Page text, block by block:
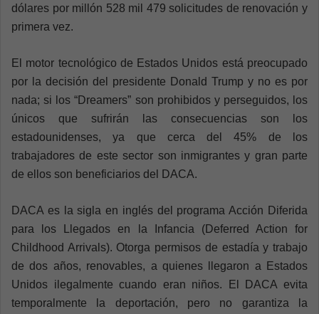
dólares por millón 528 mil 479 solicitudes de renovación y
primera vez.
El motor tecnológico de Estados Unidos está preocupado
por la decisión del presidente Donald Trump y no es por
nada; si los “Dreamers” son prohibidos y perseguidos, los
únicos que sufrirán las consecuencias son los
estadounidenses, ya que cerca del 45% de los
trabajadores de este sector son inmigrantes y gran parte
de ellos son beneficiarios del DACA.
DACA es la sigla en inglés del programa Acción Diferida
para los Llegados en la Infancia (Deferred Action for
Childhood Arrivals). Otorga permisos de estadía y trabajo
de dos años, renovables, a quienes llegaron a Estados
Unidos ilegalmente cuando eran niños. El DACA evita
temporalmente la deportación, pero no garantiza la